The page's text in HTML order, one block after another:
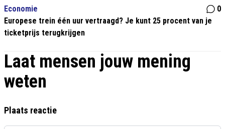
Economie
0
Europese trein één uur vertraagd? Je kunt 25 procent van je
ticketprijs terugkrijgen
Laat mensen jouw mening
weten
Plaats reactie